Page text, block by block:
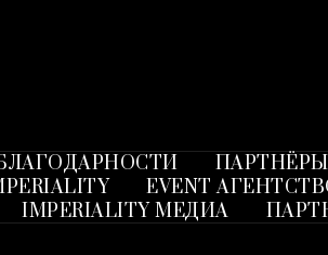
ПАРТНЁРЫ
EVENT
IMPERIALITY МЕДИА